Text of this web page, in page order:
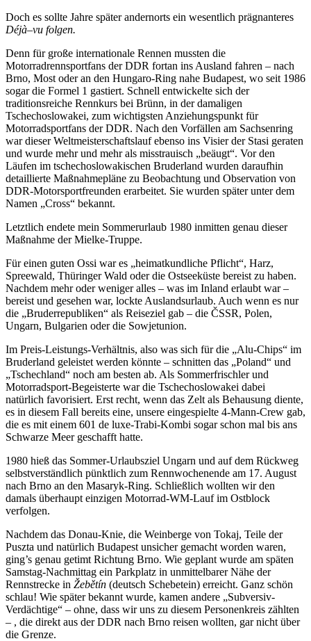
Doch es sollte Jahre später andernorts ein wesentlich prägnanteres
Déjà–vu folgen.
Denn für große internationale Rennen mussten die
Motorradrennsportfans der DDR fortan ins Ausland fahren – nach
Brno, Most oder an den Hungaro-Ring nahe Budapest, wo seit 1986
sogar die Formel 1 gastiert. Schnell entwickelte sich der
traditionsreiche Rennkurs bei Brünn, in der damaligen
Tschechoslowakei, zum wichtigsten Anziehungspunkt für
Motorradsportfans der DDR. Nach den Vorfällen am Sachsenring
war dieser Weltmeisterschaftslauf ebenso ins Visier der Stasi geraten
und wurde mehr und mehr als misstrauisch „beäugt“. Vor den
Läufen im tschechoslowakischen Bruderland wurden daraufhin
detaillierte Maßnahmepläne zu Beobachtung und Observation von
DDR-Motorsportfreunden erarbeitet. Sie wurden später unter dem
Namen „Cross“ bekannt.
Letztlich endete mein Sommerurlaub 1980 inmitten genau dieser
Maßnahme der Mielke-Truppe.
Für einen guten Ossi war es „heimatkundliche Pflicht“, Harz,
Spreewald, Thüringer Wald oder die Ostseeküste bereist zu haben.
Nachdem mehr oder weniger alles – was im Inland erlaubt war –
bereist und gesehen war, lockte Auslandsurlaub. Auch wenn es nur
die „Bruderrepubliken“ als Reiseziel gab – die ČSSR, Polen,
Ungarn, Bulgarien oder die Sowjetunion.
Im Preis-Leistungs-Verhältnis, also was sich für die „Alu-Chips“ im
Bruderland geleistet werden könnte – schnitten das „Poland“ und
„Tschechland“ noch am besten ab. Als Sommerfrischler und
Motorradsport-Begeisterte war die Tschechoslowakei dabei
natürlich favorisiert. Erst recht, wenn das Zelt als Behausung diente,
es in diesem Fall bereits eine, unsere eingespielte 4-Mann-Crew gab,
die es mit einem 601 de luxe-Trabi-Kombi sogar schon mal bis ans
Schwarze Meer geschafft hatte.
1980 hieß das Sommer-Urlaubsziel Ungarn und auf dem Rückweg
selbstverständlich pünktlich zum Rennwochenende am 17. August
nach Brno an den Masaryk-Ring. Schließlich wollten wir den
damals überhaupt einzigen Motorrad-WM-Lauf im Ostblock
verfolgen.
Nachdem das Donau-Knie, die Weinberge von Tokaj, Teile der
Puszta und natürlich Budapest unsicher gemacht worden waren,
ging’s genau getimt Richtung Brno. Wie geplant wurde am späten
Samstag-Nachmittag ein Parkplatz in unmittelbarer Nähe der
Rennstrecke in Žebětín (deutsch Schebetein) erreicht. Ganz schön
schlau! Wie später bekannt wurde, kamen andere „Subversiv-
Verdächtige“ – ohne, dass wir uns zu diesem Personenkreis zählten
– , die direkt aus der DDR nach Brno reisen wollten, gar nicht über
die Grenze.